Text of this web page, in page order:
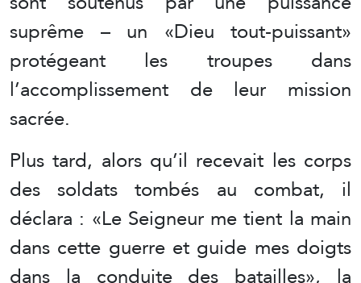
suprême – un «Dieu tout-puissant»
protégeant les troupes dans
l’accomplissement de leur mission
sacrée.
Plus tard, alors qu’il recevait les corps
des soldats tombés au combat, il
déclara : «Le Seigneur me tient la main
dans cette guerre et guide mes doigts